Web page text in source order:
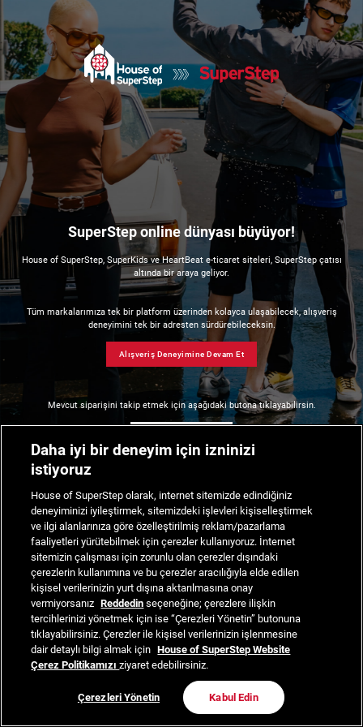
SuperStep online dünyası büyüyor!
House of SuperStep, SuperKids ve HeartBeat e-ticaret siteleri, SuperStep çatısı
altında bir araya geliyor.
Tüm markalarımıza tek bir platform üzerinden kolayca ulaşabilecek, alışveriş
deneyimini tek bir adresten sürdürebileceksin.
Alışveriş Deneyimine Devam Et
Mevcut siparişini takip etmek için aşağıdaki butona tıklayabilirsin.
Daha iyi bir deneyim için izninizi
istiyoruz
House of SuperStep olarak, internet sitemizde edindiğiniz
deneyiminizi iyileştirmek, sitemizdeki işlevleri kişiselleştirmek
ve ilgi alanlarınıza göre özelleştirilmiş reklam/pazarlama
faaliyetleri yürütebilmek için çerezler kullanıyoruz. İnternet
sitemizin çalışması için zorunlu olan çerezler dışındaki
çerezlerin kullanımına ve bu çerezler aracılığıyla elde edilen
kişisel verilerinizin yurt dışına aktarılmasına onay
vermiyorsanız Reddedin seçeneğine; çerezlere ilişkin
tercihlerinizi yönetmek için ise “Çerezleri Yönetin” butonuna
tıklayabilirsiniz. Çerezler ile kişisel verilerinizin işlenmesine
dair detaylı bilgi almak için House of SuperStep Website
Çerez Politikamızıziyaret edebilirsiniz.
Çerezleri Yönetin Kabul Edin